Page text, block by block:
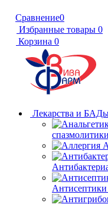
Сравнение0
Избранные товары 0
Корзина 0
Лекарства и
спазмолитики